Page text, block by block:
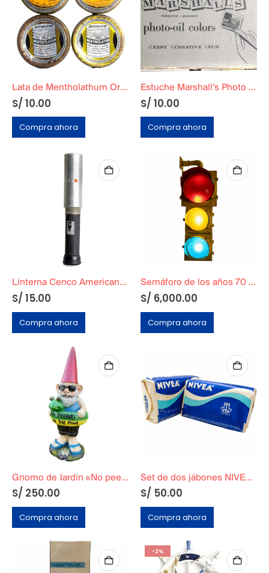
Lata de Mentholathum Original Años 60
S/ 10.00
Compra ahora
Estuche Marshall’s Photo Oil
S/ 10.00
Compra ahora
Linterna Cenco Americana Funcional
S/ 15.00
Compra ahora
Semáforo de los años 70 – Original
S/ 6,000.00
Compra ahora
Gnomo de Jardín «No peeing in the pool»
S/ 250.00
Compra ahora
Set de dos jábones NIVEA Años 90 Originales Sin uso
S/ 50.00
Compra ahora
-2%